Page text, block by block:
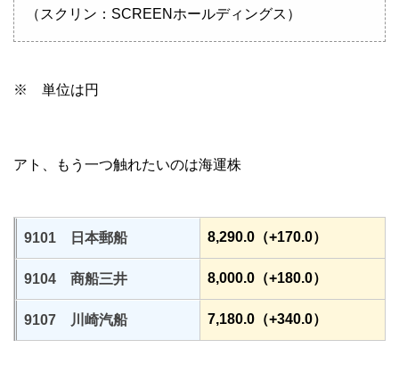
（スクリン：SCREENホールディングス）
※ 単位は円
アト、もう一つ触れたいのは海運株
9101 日本郵船 8,290.0（+170.0）
9104 商船三井 8,000.0（+180.0）
9107 川崎汽船 7,180.0（+340.0）